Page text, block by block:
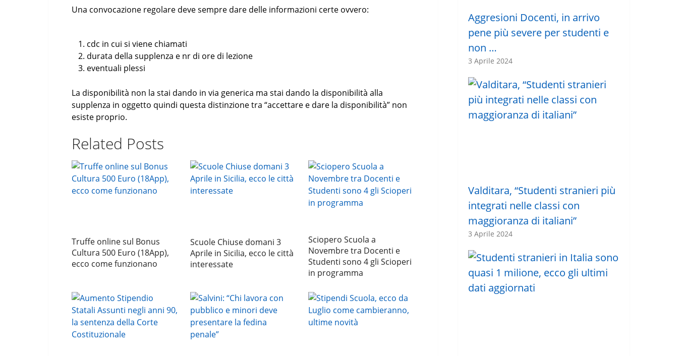
Una convocazione regolare deve sempre dare delle informazioni certe ovvero:
cdc in cui si viene chiamati
durata della supplenza e nr di ore di lezione
eventuali plessi
La disponibilità non la stai dando in via generica ma stai dando la disponibilità alla
supplenza in oggetto quindi questa distinzione tra “accettare e dare la disponibilità” non
esiste proprio.
Related Posts
Truffe online sul Bonus
Cultura 500 Euro (18App),
ecco come funzionano
Scuole Chiuse domani 3
Aprile in Sicilia, ecco le città
interessate
Sciopero Scuola a
Novembre tra Docenti e
Studenti sono 4 gli Scioperi
in programma
Aggresioni Docenti, in arrivo
pene più severe per studenti e
non …
3 Aprile 2024
Valditara, “Studenti stranieri più
integrati nelle classi con
maggioranza di italiani”
3 Aprile 2024